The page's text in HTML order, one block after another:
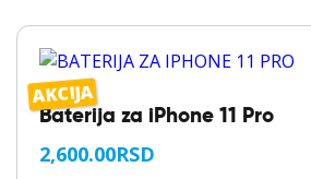
AKCIJA
Baterija za iPhone 11 Pro
2,600.00RSD